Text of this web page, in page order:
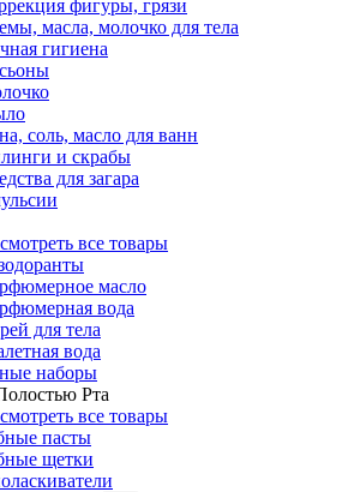
фигуры, грязи
масла, молочко для тела
гигиена
соль, масло для ванн
и скрабы
для загара
все товары
масло
вода
для тела
вода
наборы
Рта
все товары
пасты
щетки